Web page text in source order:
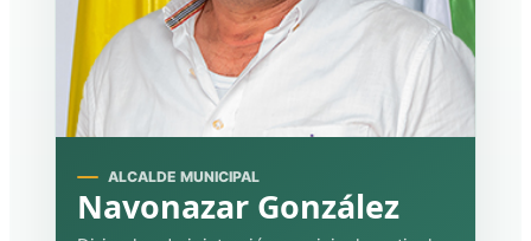
ALCALDE MUNICIPAL
Navonazar González